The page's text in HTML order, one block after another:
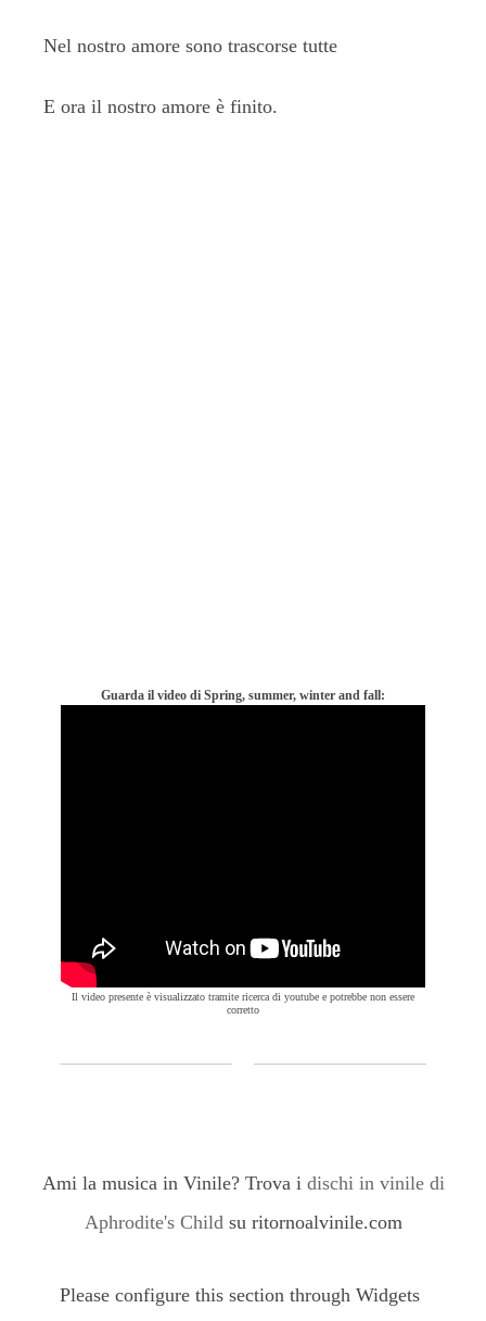
Nel nostro amore sono trascorse tutte
E ora il nostro amore è finito.
Guarda il video di Spring, summer, winter and fall:
Il video presente è visualizzato tramite ricerca di youtube e potrebbe non essere
corretto
Ami la musica in Vinile? Trova i dischi in vinile di
Aphrodite's Child su ritornoalvinile.com
Please configure this section through Widgets